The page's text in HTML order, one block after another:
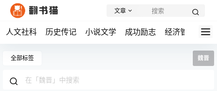
人文社科 历史传记 小说文学 成功励志 经济管理 学
文章
全部标签 魏晋